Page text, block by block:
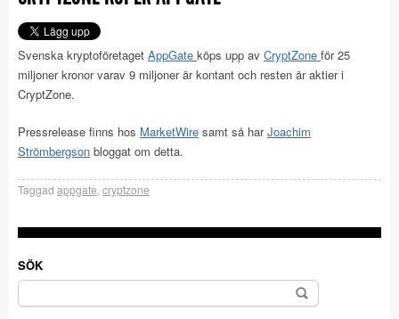
Svenska kryptoföretaget AppGate köps upp av CryptZone för 25
miljoner kronor varav 9 miljoner är kontant och resten är aktier i
CryptZone.
Pressrelease finns hos MarketWire samt så harJoachim
Strömbergson bloggat om detta.
Taggad appgate cryptzone
SÖK
Sök
efter: